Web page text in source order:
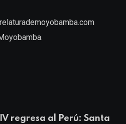
regresa al Perú: Santa